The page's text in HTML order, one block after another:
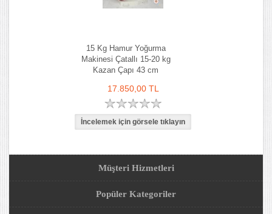
15 Kg Hamur Yoğurma
Makinesi Çatallı 15-20 kg
Kazan Çapı 43 cm
17.850,00 TL
Müşteri Hizmetleri
Popüler Kategoriler